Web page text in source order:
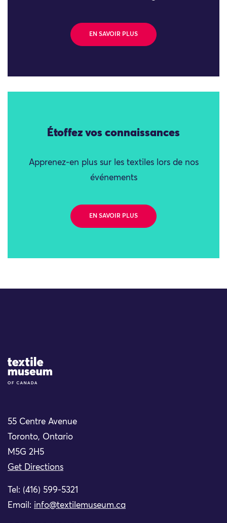
EN SAVOIR PLUS
Étoffez vos connaissances
Apprenez-en plus sur les textiles lors de nos
événements
EN SAVOIR PLUS
Site Logo
55 Centre Avenue
Toronto, Ontario
M5G 2H5
Get Directions
Tel: (416) 599-5321
Email: info@textilemuseum.ca